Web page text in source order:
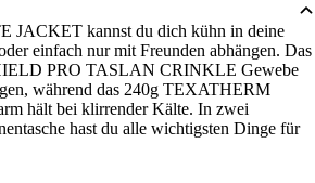
JACKET kannst du dich kühn in deine
einfach nur mit Freunden abhängen. Das
PRO TASLAN CRINKLE Gewebe
während das 240g TEXATHERM
hält bei klirrender Kälte. In zwei
hast du alle wichtigsten Dinge für